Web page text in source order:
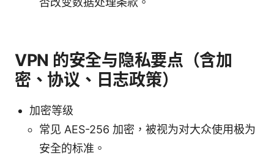
VPN 的安全与隐私要点（含加
密、协议、日志政策）
加密等级
常见 AES-256 加密，被视为对大众使用极为
安全的标准。